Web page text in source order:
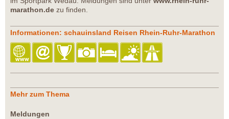
marathon.de zu finden.
Informationen: schauinsland Reisen Rhein-Ruhr-Marathon
Mehr zum Thema
Meldungen